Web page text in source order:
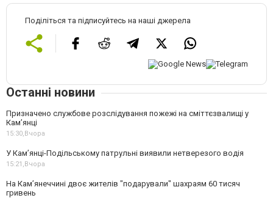
Поділіться та підписуйтесь на наші джерела
Останні новини
Призначено службове розслідування пожежі на сміттєзвалищі у
Кам’янці
15:30,Вчора
У Кам’янці-Подільському патрульні виявили нетверезого водія
15:21,Вчора
На Камʼянеччині двоє жителів "подарували" шахраям 60 тисяч
гривень